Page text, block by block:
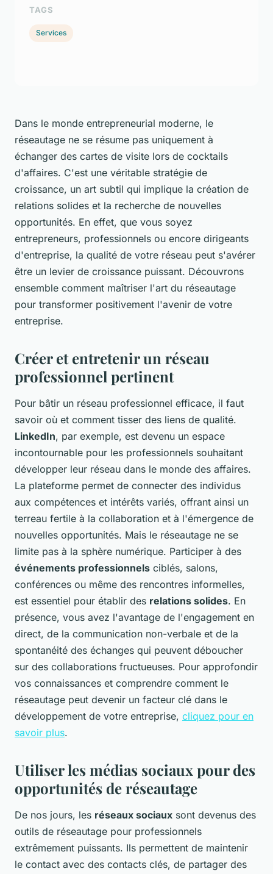
Dans le monde entrepreneurial moderne, le
réseautage ne se résume pas uniquement à
échanger des cartes de visite lors de cocktails
d'affaires. C'est une véritable stratégie de
croissance, un art subtil qui implique la création de
relations solides et la recherche de nouvelles
opportunités. En effet, que vous soyez
entrepreneurs, professionnels ou encore dirigeants
d'entreprise, la qualité de votre réseau peut s'avérer
être un levier de croissance puissant. Découvrons
ensemble comment maîtriser l'art du réseautage
pour transformer positivement l'avenir de votre
entreprise.
Créer et entretenir un réseau
professionnel pertinent
Pour bâtir un réseau professionnel efficace, il faut
savoir où et comment tisser des liens de qualité.
LinkedIn, par exemple, est devenu un espace
incontournable pour les professionnels souhaitant
développer leur réseau dans le monde des affaires.
La plateforme permet de connecter des individus
aux compétences et intérêts variés, offrant ainsi un
terreau fertile à la collaboration et à l'émergence de
nouvelles opportunités. Mais le réseautage ne se
limite pas à la sphère numérique. Participer à des
événements professionnels ciblés, salons,
conférences ou même des rencontres informelles,
est essentiel pour établir des relations solides. En
présence, vous avez l'avantage de l'engagement en
direct, de la communication non-verbale et de la
spontanéité des échanges qui peuvent déboucher
sur des collaborations fructueuses. Pour approfondir
vos connaissances et comprendre comment le
réseautage peut devenir un facteur clé dans le
développement de votre entreprise, cliquez pour en
savoir plus.
Utiliser les médias sociaux pour des
opportunités de réseautage
De nos jours, les réseaux sociaux sont devenus des
outils de réseautage pour professionnels
extrêmement puissants. Ils permettent de maintenir
le contact avec des contacts clés, de partager des
TAGS
Services